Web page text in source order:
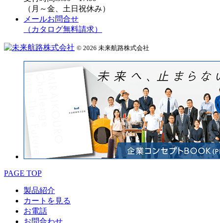
（月～金、土日祝休み）
メールお問合せ
（カタログ無料請求）
© 2026 未来航路株式会社
PAGE TOP
製品紹介
カートを見る
お電話